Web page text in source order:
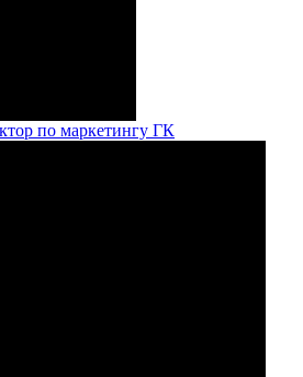
по маркетингу ГК